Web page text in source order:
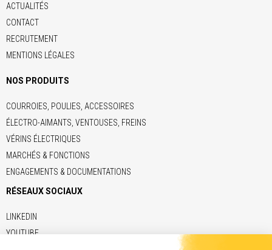
ACTUALITÉS
CONTACT
RECRUTEMENT
MENTIONS LÉGALES
NOS PRODUITS
COURROIES, POULIES, ACCESSOIRES
ÉLECTRO-AIMANTS, VENTOUSES, FREINS
VÉRINS ÉLECTRIQUES
MARCHÉS & FONCTIONS
ENGAGEMENTS & DOCUMENTATIONS
RÉSEAUX SOCIAUX
LINKEDIN
YOUTUBE